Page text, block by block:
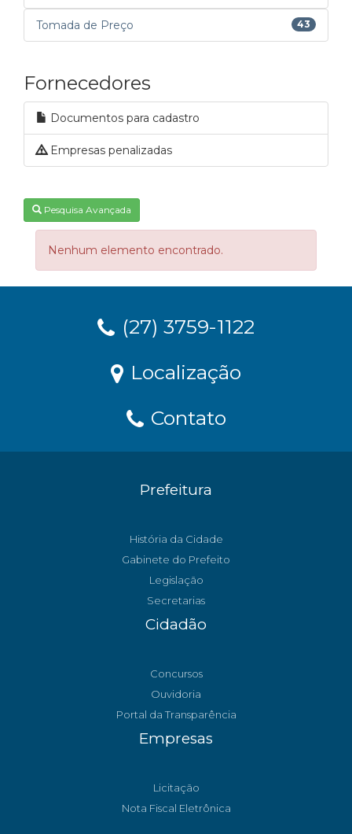
Tomada de Preço 43
Fornecedores
Documentos para cadastro
Empresas penalizadas
Pesquisa Avançada
Nenhum elemento encontrado.
(27) 3759-1122
Localização
Contato
Prefeitura
História da Cidade
Gabinete do Prefeito
Legislação
Secretarias
Cidadão
Concursos
Ouvidoria
Portal da Transparência
Empresas
Licitação
Nota Fiscal Eletrônica